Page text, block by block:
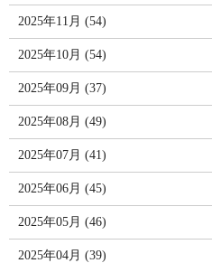
2025年11月 (54)
2025年10月 (54)
2025年09月 (37)
2025年08月 (49)
2025年07月 (41)
2025年06月 (45)
2025年05月 (46)
2025年04月 (39)